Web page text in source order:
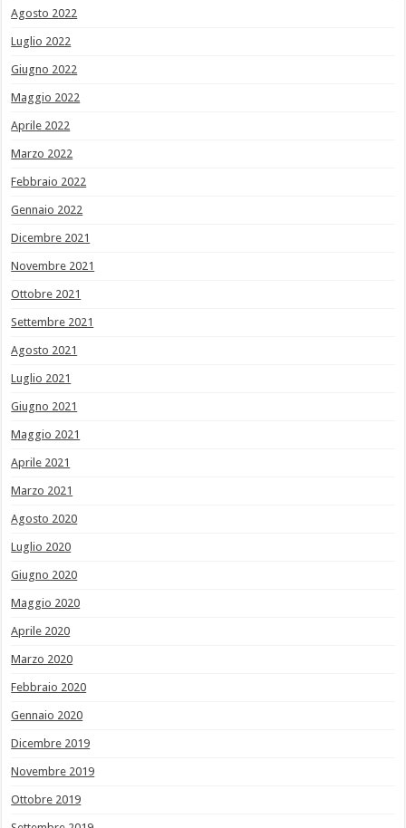
Agosto 2022
Luglio 2022
Giugno 2022
Maggio 2022
Aprile 2022
Marzo 2022
Febbraio 2022
Gennaio 2022
Dicembre 2021
Novembre 2021
Ottobre 2021
Settembre 2021
Agosto 2021
Luglio 2021
Giugno 2021
Maggio 2021
Aprile 2021
Marzo 2021
Agosto 2020
Luglio 2020
Giugno 2020
Maggio 2020
Aprile 2020
Marzo 2020
Febbraio 2020
Gennaio 2020
Dicembre 2019
Novembre 2019
Ottobre 2019